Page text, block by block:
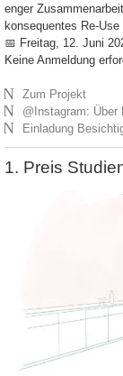
enger
konsequentes Re-Use
📅 Freitag, 12. Juni
Keine Anmeldung
N Zum Projekt
N @Instagram: Über
N Einladung
1. Preis